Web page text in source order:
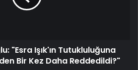
"Esra Işık'ın Tutukluluğuna
Bir Kez Daha Reddedildi?"